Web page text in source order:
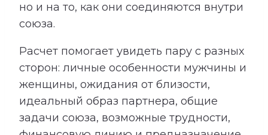
но и на то, как они соединяются внутри
союза.
Расчет помогает увидеть пару с разных
сторон: личные особенности мужчины и
женщины, ожидания от близости,
идеальный образ партнера, общие
задачи союза, возможные трудности,